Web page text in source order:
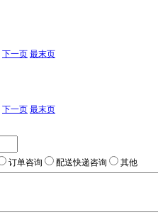
下一页 最末页
下一页 最末页
订单咨询 配送快递咨询
其他